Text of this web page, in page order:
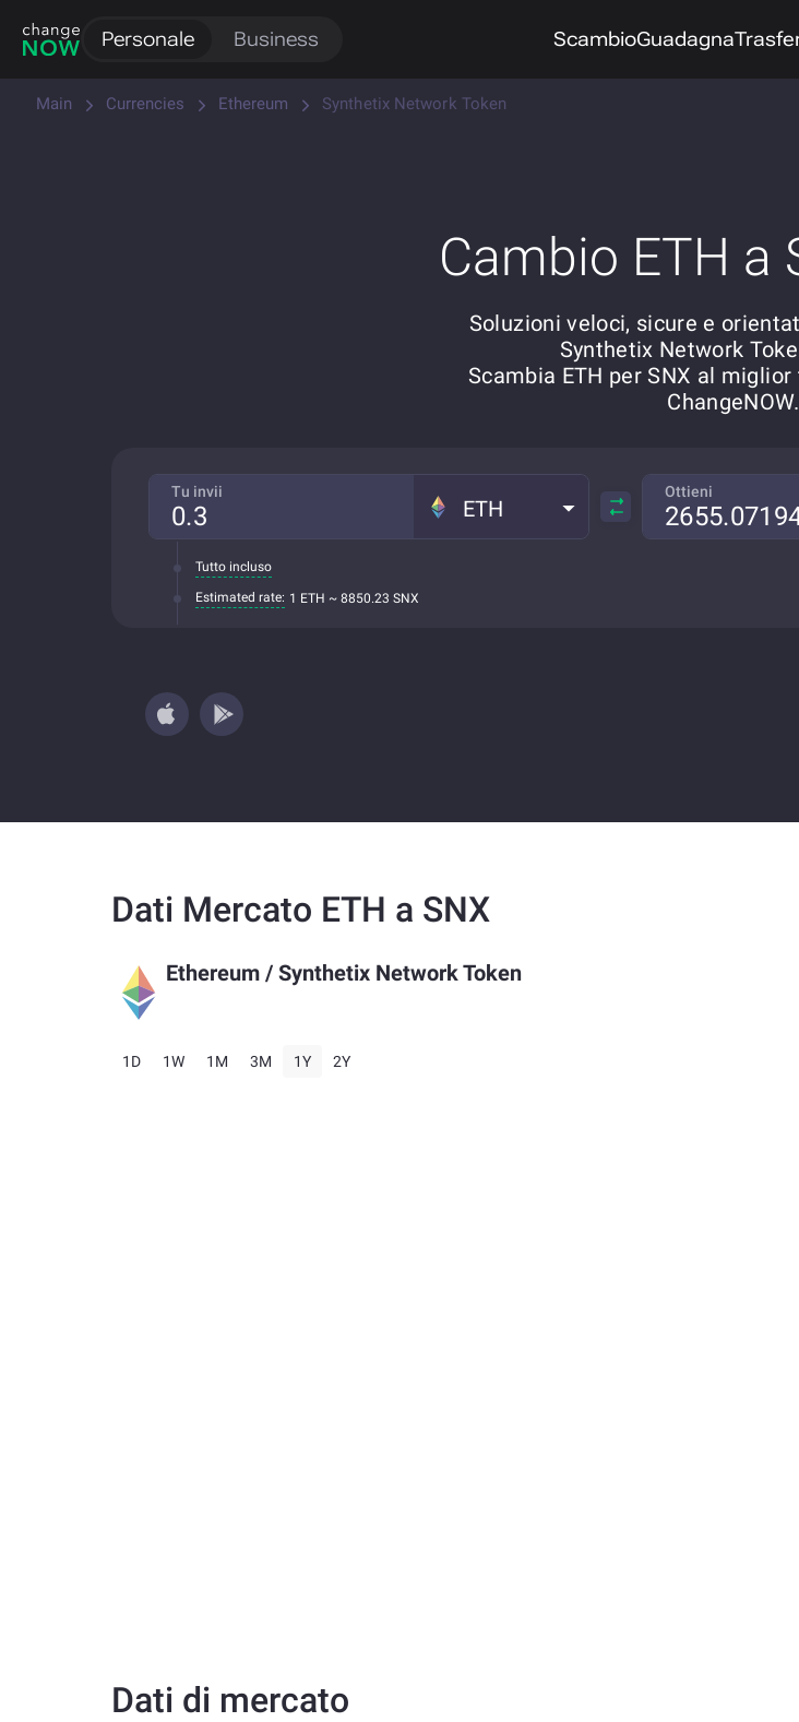
Personale Business ScambioGuadagna
Main Currencies Ethereum Synthetix Network Token
Cambio ETH a
Soluzioni veloci, sicure e
Synthetix Network
Scambia ETH per SNX al
ChangeNOW.
Tu invii
ETH
Tutto incluso
Estimated rate: 1 ETH ~ 8850.23 SNX
Ottieni
Dati Mercato ETH a SNX
Ethereum / Synthetix Network Token
1D 1W 1M 3M 1Y 2Y
Dati di mercato